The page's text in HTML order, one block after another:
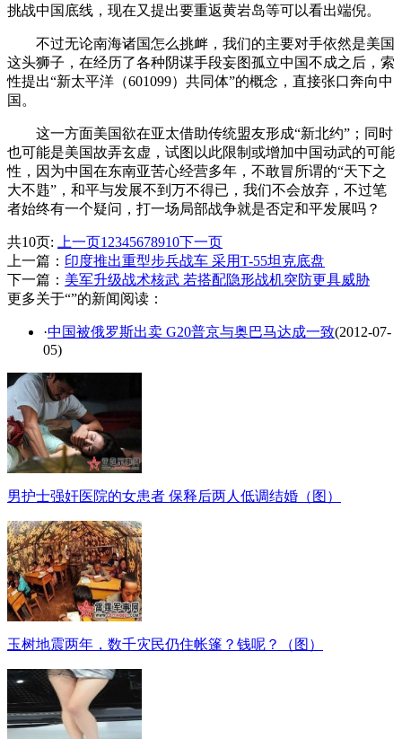
挑战中国底线，现在又提出要重返黄岩岛等可以看出端倪。
不过无论南海诸国怎么挑衅，我们的主要对手依然是美国
这头狮子，在经历了各种阴谋手段妄图孤立中国不成之后，索
性提出“新太平洋（601099）共同体”的概念，直接张口奔向中
国。
这一方面美国欲在亚太借助传统盟友形成“新北约”；同时
也可能是美国故弄玄虚，试图以此限制或增加中国动武的可能
性，因为中国在东南亚苦心经营多年，不敢冒所谓的“天下之
大不韪”，和平与发展不到万不得已，我们不会放弃，不过笔
者始终有一个疑问，打一场局部战争就是否定和平发展吗？
共10页: 上一页1 2345678910下一页
上一篇： 印度推出重型步兵战车 采用T-55坦克底盘
下一篇： 美军升级战术核武 若搭配隐形战机突防更具威胁
更多关于“”的新闻阅读：
·中国被俄罗斯出卖 G20普京与奥巴马达成一致(2012-07-
05)
男护士强奸医院的女患者 保释后两人低调结婚（图）
玉树地震两年，数千灾民仍住帐篷？钱呢？（图）